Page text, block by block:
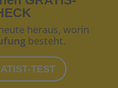
heraus, worin
besteht.
TEST